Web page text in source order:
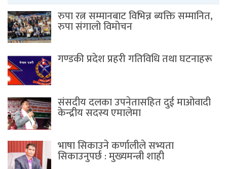
रुपा रत्न सम्मानबाट विभिन्न ब्यक्ति सम्मानित,
रुपा संगालो विमोचन
गण्डकी प्रदेश प्रहरी गतिविधि तथा घटनाहरू
संसदीय दलका उपनेतासहित दुई माओवादी
केन्द्रीय सदस्य एमालेमा
भाषा सिकाउने कर्णालीले सभ्यता
सिकाउनुपर्छ : मुख्यमन्त्री शाही